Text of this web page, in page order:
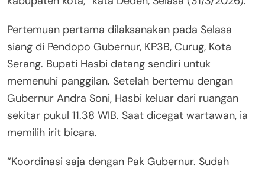
Pertemuan pertama dilaksanakan pada Selasa
siang di Pendopo Gubernur, KP3B, Curug, Kota
Serang. Bupati Hasbi datang sendiri untuk
memenuhi panggilan. Setelah bertemu dengan
Gubernur Andra Soni, Hasbi keluar dari ruangan
sekitar pukul 11.38 WIB. Saat dicegat wartawan, ia
memilih irit bicara.
“Koordinasi saja dengan Pak Gubernur. Sudah